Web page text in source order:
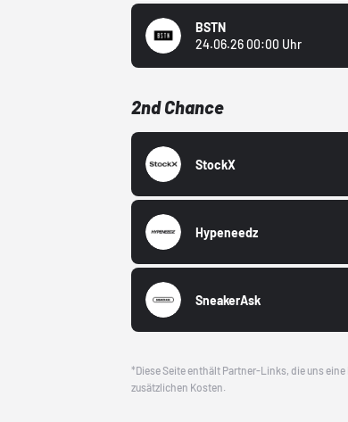
BSTN
24.06.26 00:00 Uhr
2nd Chance
StockX
Hypeneedz
SneakerAsk
*Diese Seite enthält Partner-Links, die uns
zusätzlichen Kosten.